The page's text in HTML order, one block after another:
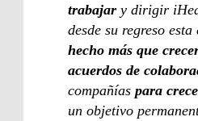
trabajar y dirigir
desde su regreso
hecho más que
acuerdos de
compañías para
un objetivo